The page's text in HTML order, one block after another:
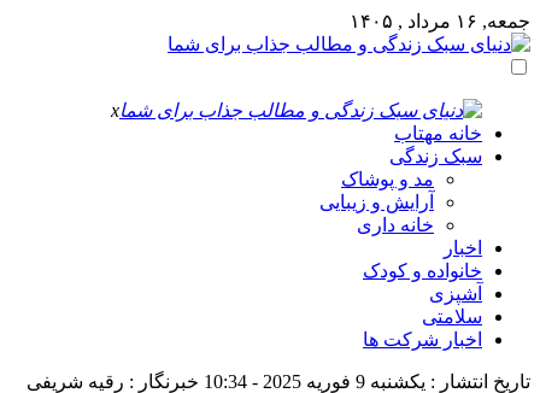
جمعه, ۱۶ مرداد , ۱۴۰۵
x
خانه مهتاب
سبک زندگی
مد و پوشاک
آرایش و زیبایی
خانه داری
اخبار
خانواده و کودک
آشپزی
سلامتی
اخبار شرکت ها
تاریخ انتشار : یکشنبه 9 فوریه 2025 - 10:34
خبرنگار : رقیه شریفی